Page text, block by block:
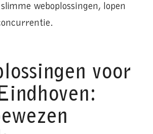
weboplossingen, lopen
voor